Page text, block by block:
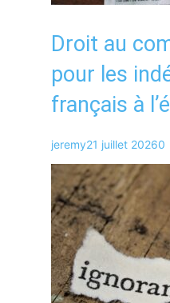
Droit au
pour les
français à
jeremy21 juillet 20260